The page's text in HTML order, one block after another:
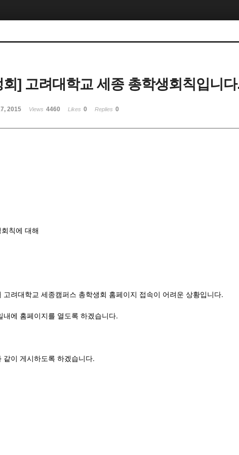
] 고려대학교 세종 총학생회칙입니다
2015 Views 4460 Likes 0 Replies 0
칙에 대해
려대학교 세종캠퍼스 총학생회 홈페이지 접속이 어려운 상황입니다.
에 홈페이지를 열도록 하겠습니다.
이 게시하도록 하겠습니다.